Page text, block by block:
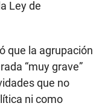
Ley de
que la agrupación
“muy grave”
que no
ni como